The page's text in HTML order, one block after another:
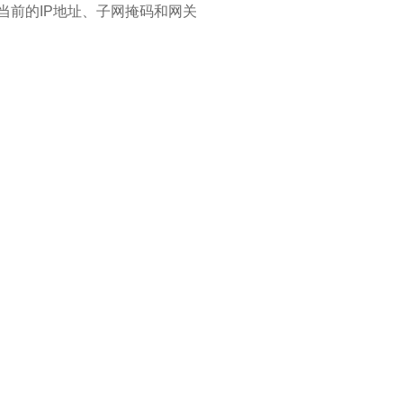
前的 IP地址、子网掩码和网关